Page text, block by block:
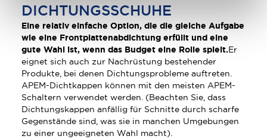
DICHTUNGSSCHUHE
Eine relativ einfache Option, die die gleiche Aufgabe
wie eine Frontplattenabdichtung erfüllt und eine
gute Wahl ist, wenn das Budget eine Rolle spielt.Er
eignet sich auch zur Nachrüstung bestehender
Produkte, bei denen Dichtungsprobleme auftreten.
APEM-Dichtkappen können mit den meisten APEM-
Schaltern verwendet werden. (Beachten Sie, dass
Dichtungskappen anfällig für Schnitte durch scharfe
Gegenstände sind, was sie in manchen Umgebungen
zu einer ungeeigneten Wahl macht).